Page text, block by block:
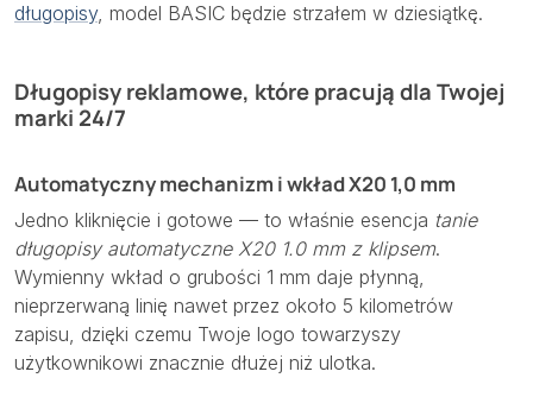
długopisy, model BASIC będzie strzałem w dziesiątkę.
Długopisy reklamowe, które pracują dla Twojej
marki 24/7
Automatyczny mechanizm i wkład X20 1,0 mm
Jedno kliknięcie i gotowe — to właśnie esencja tanie
długopisy automatyczne X20 1.0 mm z klipsem.
Wymienny wkład o grubości 1 mm daje płynną,
nieprzerwaną linię nawet przez około 5 kilometrów
zapisu, dzięki czemu Twoje logo towarzyszy
użytkownikowi znacznie dłużej niż ulotka.